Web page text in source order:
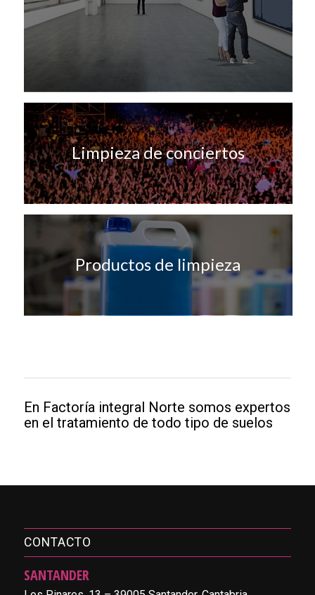
Limpieza de conciertos
Productos de limpieza
En Factoría integral Norte somos expertos
en el tratamiento de todo tipo de suelos
CONTACTO
SANTANDER